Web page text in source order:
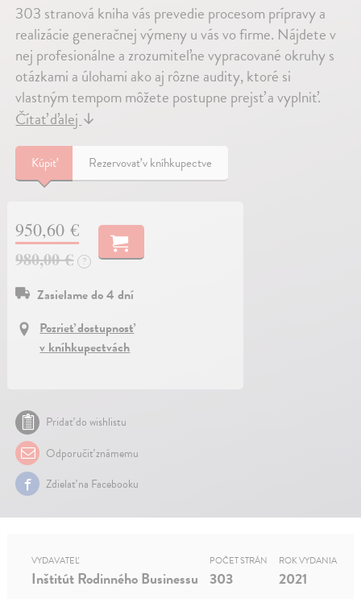
303 stranová kniha vás prevedie procesom prípravy a
realizácie generačnej výmeny u vás vo firme. Nájdete v
nej profesionálne a zrozumiteľne vypracované okruhy s
otázkami a úlohami ako aj rôzne audity, ktoré si
vlastným tempom môžete postupne prejsť a vyplniť.
Čítať ďalej↓
Kúpiť Rezervovať v kníhkupectve
950,60 €
980,00 €
?
Zasielame do 4 dní
Pozrieť dostupnosť
v kníhkupectvách
Pridať do wishlistu
Odporučiť známemu
Zdielať na Facebooku
VYDAVATEĽ
Inštitút Rodinného Businessu
POČET STRÁN
303
ROK VYDANIA
2021